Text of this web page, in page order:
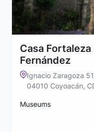
Casa
Fernández
Ignacio Zaragoza
04010 Coyoacán,
Museums